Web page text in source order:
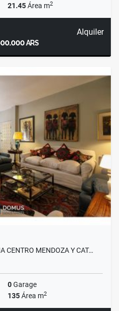
21.45Área m2
Alquiler
ARS
CENTRO MENDOZA Y CAT…
0Garage
135Área m2